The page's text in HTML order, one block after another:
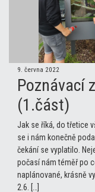
9. června 2022
Poznávací
(1.část)
Jak se říká, do třetice
se i nám konečně
čekání se vyplatilo.
počasí nám téměř po
naplánované, krásně
2.6. […]